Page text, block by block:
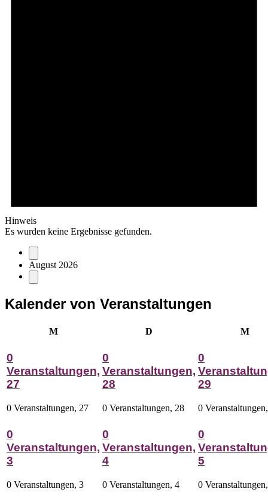
Hinweis
Es wurden keine Ergebnisse gefunden.
August 2026
Kalender von Veranstaltungen
MMontag D M
0
Veranstaltungen,
27
0 Veranstaltungen, 27
0
Veranstaltungen,
28
0 Veranstaltungen, 28
0
29
0
0
Veranstaltungen,
3
0 Veranstaltungen, 3
0
Veranstaltungen,
4
0 Veranstaltungen, 4
0
5
0